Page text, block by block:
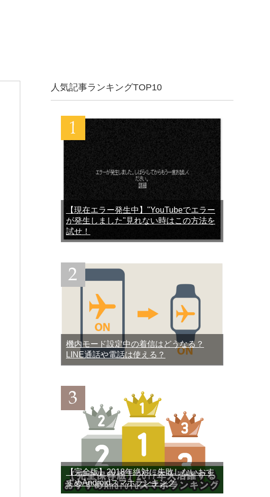
人気記事ランキングTOP10
【現在エラー発生中】"YouTubeでエラー
が発生しました"見れない時はこの方法を
試せ！
機内モード設定中の着信はどうなる？
LINE通話や電話は使える？
【完全版】2018年絶対に失敗しないおす
すめAndroidスマホランキング